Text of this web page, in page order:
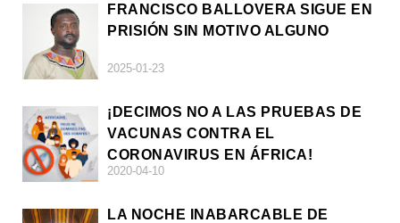
FRANCISCO BALLOVERA SIGUE EN
PRISIÓN SIN MOTIVO ALGUNO
2025-01-23
¡DECIMOS NO A LAS PRUEBAS DE
VACUNAS CONTRA EL
CORONAVIRUS EN ÁFRICA!
2020-04-10
LA NOCHE INABARCABLE DE